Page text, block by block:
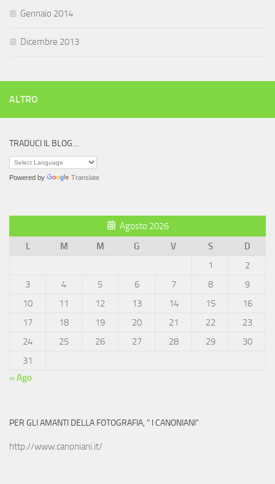
Gennaio 2014
Dicembre 2013
ALTRO
TRADUCI IL BLOG…
Powered by Translate
Agosto 2026
L
M M G V S
D
1
2
3
4 5 6 7 8
9
10
11 12 13 14 15
16
17
18 19 20 21 22
23
24
25 26 27 28 29
30
31
« Ago
PER GLI AMANTI DELLA FOTOGRAFIA, " I CANONIANI"
http://www.canoniani.it/